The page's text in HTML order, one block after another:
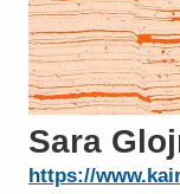
Sara
https://